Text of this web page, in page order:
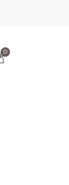
0